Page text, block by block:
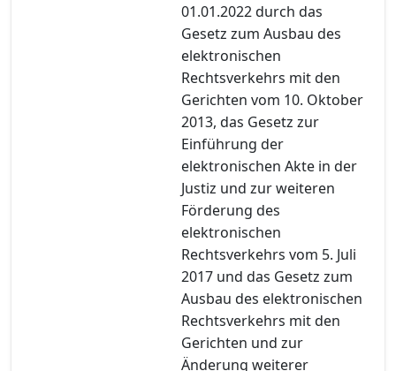
01.01.2022 durch das
Gesetz zum Ausbau des
elektronischen
Rechtsverkehrs mit den
Gerichten vom 10. Oktober
2013, das Gesetz zur
Einführung der
elektronischen Akte in der
Justiz und zur weiteren
Förderung des
elektronischen
Rechtsverkehrs vom 5. Juli
2017 und das Gesetz zum
Ausbau des elektronischen
Rechtsverkehrs mit den
Gerichten und zur
Änderung weiterer